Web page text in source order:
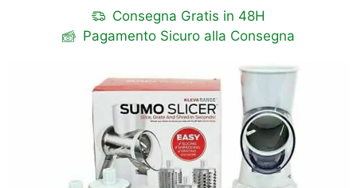
Consegna Gratis in 48H
Pagamento Sicuro alla Consegna